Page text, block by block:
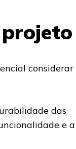
considerar
das
e a